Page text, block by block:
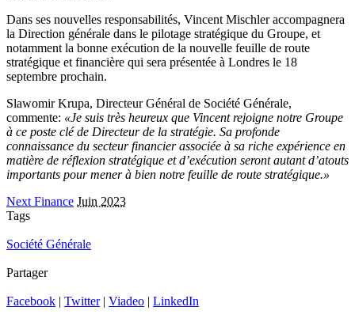
Dans ses nouvelles responsabilités, Vincent Mischler accompagnera
la Direction générale dans le pilotage stratégique du Groupe, et
notamment la bonne exécution de la nouvelle feuille de route
stratégique et financière qui sera présentée à Londres le 18
septembre prochain.
Slawomir Krupa, Directeur Général de Société Générale,
commente: «Je suis très heureux que Vincent rejoigne notre Groupe
à ce poste clé de Directeur de la stratégie. Sa profonde
connaissance du secteur financier associée à sa riche expérience en
matière de réflexion stratégique et d’exécution seront autant d’atouts
importants pour mener à bien notre feuille de route stratégique.»
Next Finance Juin 2023
Tags
Société Générale
Partager
Facebook | Twitter| Viadeo | LinkedIn